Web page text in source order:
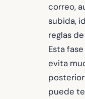
correo,
subida,
reglas
Esta
evita
puede